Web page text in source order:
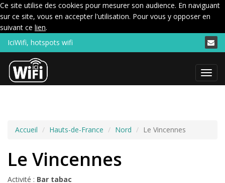
Ce site utilise des cookies pour mesurer son audience. En naviguant
sur ce site, vous en accepter l'utilisation. Pour vous y opposer en
suivant ce lien.
IciWifi, hotspots wifi
Menu
Accueil Hauts-de-France Nord Le Vincennes
Le Vincennes
Activité : Bar tabac